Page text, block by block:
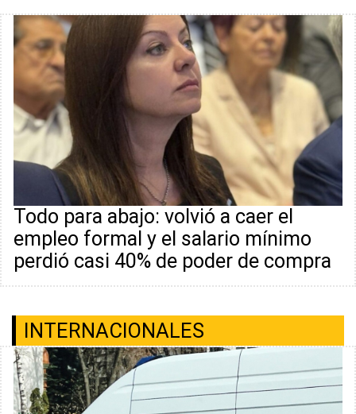
Todo para abajo: volvió a caer el
empleo formal y el salario mínimo
perdió casi 40% de poder de compra
INTERNACIONALES